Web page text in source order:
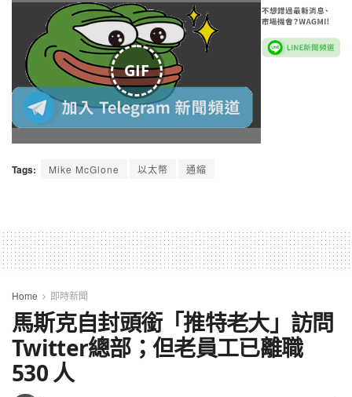
GIF
Tags: Mike McGlone 以太幣 通縮
Home 即時新聞
馬斯克自封頭銜「推特老大」訪問
Twitter總部；但老員工已離職
530 人